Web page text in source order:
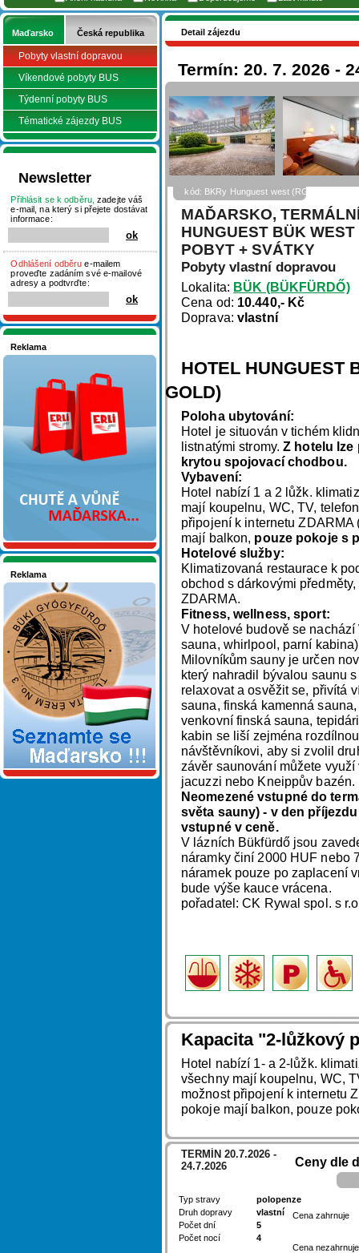
Maďarsko Česká republika
Pobyty vlastní dopravou
Víkendové pobyty BUS
Týdenní pobyty BUS
Tématické zájezdy BUS
Newsletter
Přihlásit se k odběru, zadejte váš
e-mail, na který si přejete dostávat
informace:
Odhlášení odběru e-mailem
proveďte zadáním své e-mailové
adresy a podtvrďte:
Reklama
Reklama
Seznamete se - Maďarsko
Detail zájezdu
Termín: 20. 7. 2026 -
kód: BKRy Hunguest west (RGold)
MAĎARSKO,
HUNGUEST BÜK
POBYT + SVÁTKY
Pobyty vlastní dopravou
Lokalita: BÜK (BÜKFÜRDŐ)
Cena od: 10.440,- Kč
Doprava:vlastní
HOTEL HUNGUEST
GOLD)
Poloha ubytování:
Hotel je situován v tichém
listnatými stromy.Z hotelu lze
krytou spojovací chodbou.
Vybavení:
Hotel nabízí 1 a 2 lůžk.
mají koupelnu, WC, TV,
připojení k internetu
mají balkon, pouze pokoje s
Hotelové služby:
Klimatizovaná restaurace k
obchod s dárkovými
ZDARMA.
Fitness, wellness, sport:
V hotelové budově se
sauna, whirlpool, parní
Milovníkům sauny je určen
který nahradil bývalou saunu
relaxovat a osvěžit se, přivítá
sauna, finská kamenná
venkovní finská sauna,
kabin se liší zejména
návštěvníkovi, aby si zvolil
závěr saunování můžete
jacuzzi nebo Kneippův bazén.
Neomezené vstupné do
světa sauny) - v den
vstupné v ceně.
V lázních Bükfürdő jsou
náramky činí 2000 HUF nebo
náramek pouze po zaplacení
bude výše kauce vrácena.
pořadatel: CK Rywal spol. s
Kapacita "2-lůžkový
Hotel nabízí 1- a 2-lůžk.
všechny mají koupelnu, WC,
možnost připojení k internetu
pokoje mají balkon, pouze
TERMÍN 20.7.2026 -
24.7.2026
Typ stravy
polopenze
Druh dopravy
vlastní
Počet dní
5
Počet nocí
4
Ceny dle
Cena zahrnuje
Cena nezahrnuje